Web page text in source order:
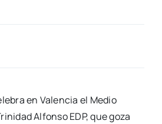
en Valen­cia el Medio
Alfon­so EDP, que goza